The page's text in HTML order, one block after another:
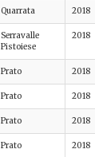
Quarrata 2018
Serravalle
Pistoiese
2018
Prato 2018
Prato 2018
Prato 2018
Prato 2018